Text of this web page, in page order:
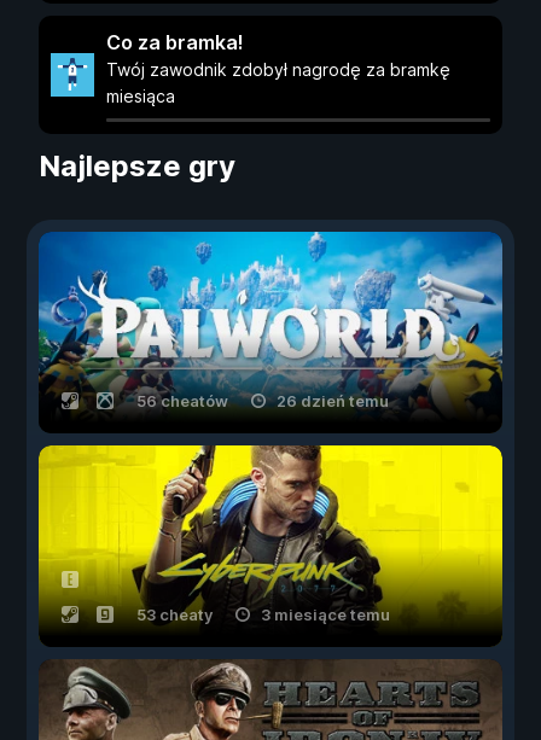
Co za bramka!
Twój zawodnik zdobył nagrodę za bramkę
miesiąca
Najlepsze gry
56 cheatów 26 dzień temu
53 cheaty 3 miesiące temu